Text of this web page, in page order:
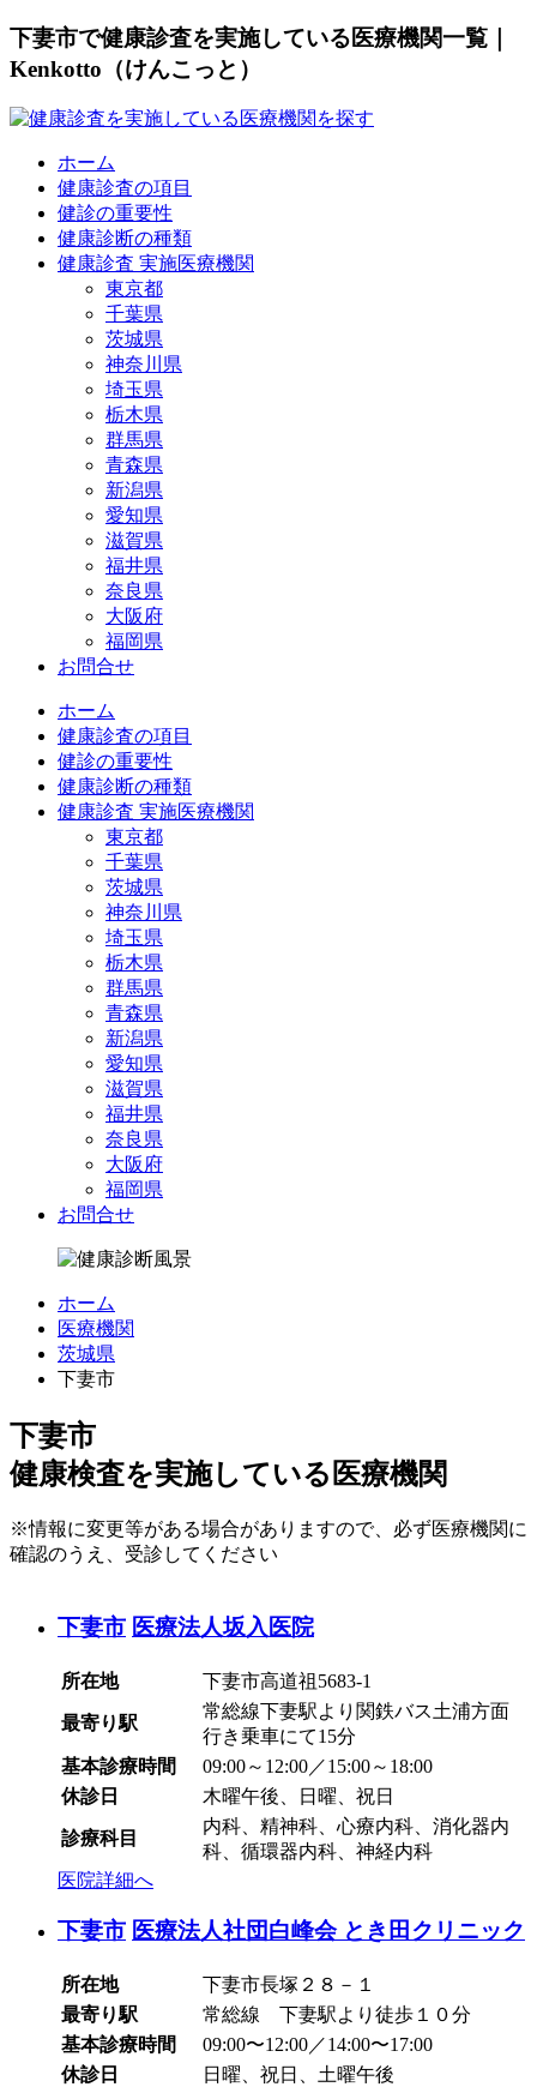
下妻市で健康診査を実施している医療機関一覧｜
Kenkotto（けんこっと）
ホーム
健康診査の項目
健診の重要性
健康診断の種類
健康診査 実施医療機関
東京都
千葉県
茨城県
神奈川県
埼玉県
栃木県
群馬県
青森県
新潟県
愛知県
滋賀県
福井県
奈良県
大阪府
福岡県
お問合せ
ホーム
健康診査の項目
健診の重要性
健康診断の種類
健康診査 実施医療機関
東京都
千葉県
茨城県
神奈川県
埼玉県
栃木県
群馬県
青森県
新潟県
愛知県
滋賀県
福井県
奈良県
大阪府
福岡県
お問合せ
ホーム
医療機関
茨城県
下妻市
下妻市
健康検査を実施している医療機関
※情報に変更等がある場合がありますので、必ず医療機関に
確認のうえ、受診してください
下妻市 医療法人坂入医院
所在地 下妻市高道祖5683-1
最寄り駅
常総線下妻駅より関鉄バス土浦方面
行き乗車にて15分
基本診療時間
09:00～12:00／15:00～18:00
休診日
木曜午後、日曜、祝日
診療科目
内科、精神科、心療内科、消化器内
科、循環器内科、神経内科
医院詳細へ
下妻市 医療法人社団白峰会 とき田クリニック
所在地
下妻市長塚２８－１
最寄り駅
常総線 下妻駅より徒歩１０分
基本診療時間
09:00〜12:00／14:00〜17:00
休診日
日曜、祝日、土曜午後